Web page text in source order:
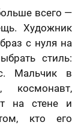
всего —
Художник
с нуля на
стиль:
Мальчик в
на стене и
кто его